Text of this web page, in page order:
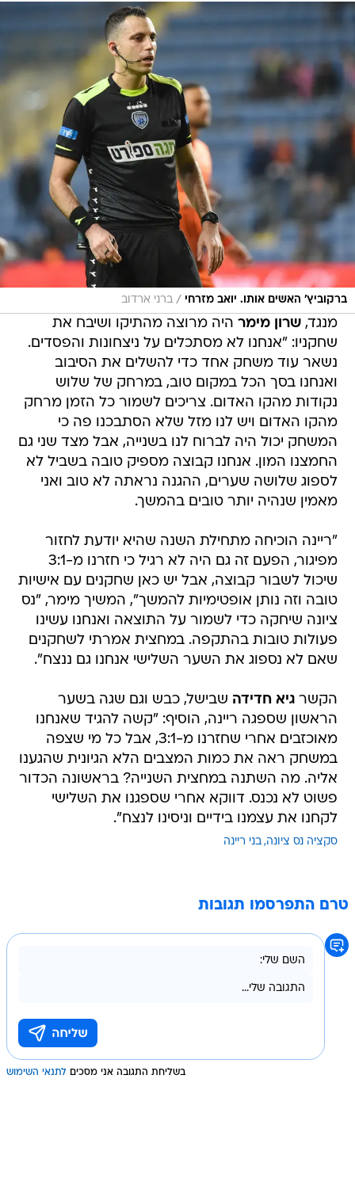
ברקוביץ' האשים אותו. יואב מזרחי / ברני ארדוב
מנגד,שרון מימר היה מרוצה מהתיקו ושיבח את
שחקניו: "אנחנו לא מסתכלים על ניצחונות והפסדים.
נשאר עוד משחק אחד כדי להשלים את הסיבוב
ואנחנו בסך הכל במקום טוב, במרחק של שלוש
נקודות מהקו האדום. צריכים לשמור כל הזמן מרחק
מהקו האדום ויש לנו מזל שלא הסתבכנו פה כי
המשחק יכול היה לברוח לנו בשנייה, אבל מצד שני גם
החמצנו המון. אנחנו קבוצה מספיק טובה בשביל לא
לספוג שלושה שערים, ההגנה נראתה לא טוב ואני
מאמין שנהיה יותר טובים בהמשך.
"ריינה הוכיחה מתחילת השנה שהיא יודעת לחזור
מפיגור, הפעם זה גם היה לא רגיל כי חזרנו מ-3:1
שיכול לשבור קבוצה, אבל יש כאן שחקנים עם אישיות
טובה וזה נותן אופטימיות להמשך", המשיך מימר, "נס
ציונה שיחקה כדי לשמור על התוצאה ואנחנו עשינו
פעולות טובות בהתקפה. במחצית אמרתי לשחקנים
שאם לא נספוג את השער השלישי אנחנו גם ננצח".
הקשרגיא חדידה שבישל, כבש וגם שגה בשער
הראשון שספגה ריינה, הוסיף: "קשה להגיד שאנחנו
מאוכזבים אחרי שחזרנו מ-3:1, אבל כל מי שצפה
במשחק ראה את כמות המצבים הלא הגיונית שהגענו
אליה. מה השתנה במחצית השנייה? בראשונה הכדור
פשוט לא נכנס. דווקא אחרי שספגנו את השלישי
לקחנו את עצמנו בידיים וניסינו לנצח".
סקציה נס ציונה בני ריינה
טרם התפרסמו תגובות
בשליחת התגובה אני מסכים לתנאי השימוש